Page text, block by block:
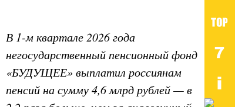
В 1-м квартале 2026 года
негосударственный пенсионный фонд
«БУДУЩЕЕ» выплатил россиянам
пенсий на сумму 4,6 млрд рублей — в